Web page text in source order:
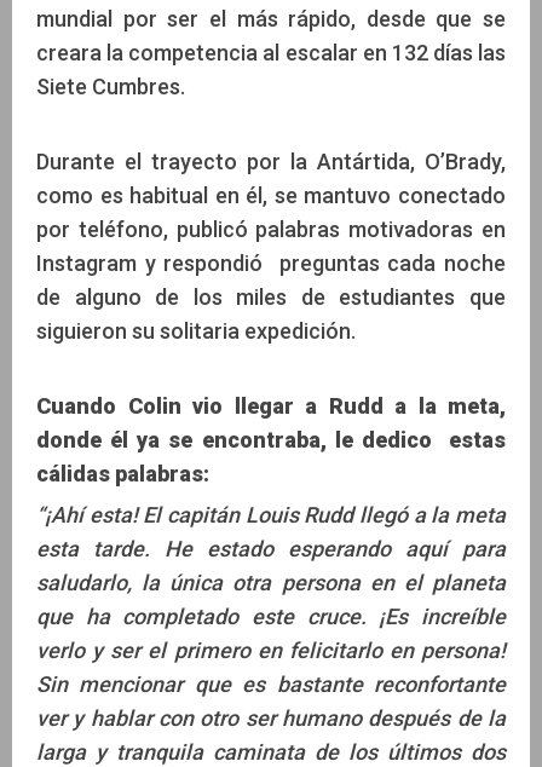
mundial por ser el más rápido, desde que se
creara la competencia al escalar en 132 días las
Siete Cumbres.
Durante el trayecto por la Antártida, O’Brady,
como es habitual en él, se mantuvo conectado
por teléfono, publicó palabras motivadoras en
Instagram y respondió preguntas cada noche
de alguno de los miles de estudiantes que
siguieron su solitaria expedición.
Cuando Colin vio llegar a Rudd a la meta,
donde él ya se encontraba, le dedico estas
cálidas palabras:
“¡Ahí esta! El capitán Louis Rudd llegó a la meta
esta tarde. He estado esperando aquí para
saludarlo, la única otra persona en el planeta
que ha completado este cruce. ¡Es increíble
verlo y ser el primero en felicitarlo en persona!
Sin mencionar que es bastante reconfortante
ver y hablar con otro ser humano después de la
larga y tranquila caminata de los últimos dos